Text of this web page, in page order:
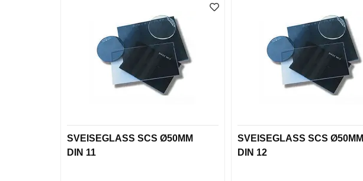
SVEISEGLASS SCS Ø50MM
DIN 11
SVEISEGLASS SCS Ø50MM
DIN 12